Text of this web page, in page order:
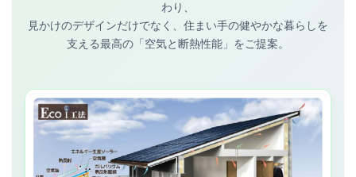
わり、
見かけのデザインだけでなく、住まい手の健やかな暮らしを
支える最高の「空気と断熱性能」をご提案。